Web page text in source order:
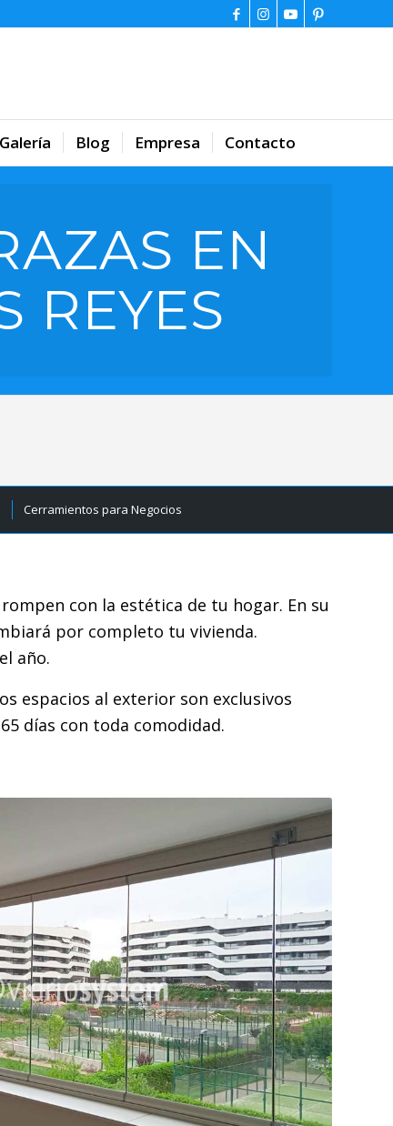
Galería Blog Empresa Contacto
EN
REYES
Cerramientos para Negocios
con la estética de tu hogar. En su
por completo tu vivienda.
año.
espacios al exterior son exclusivos
días con toda comodidad.